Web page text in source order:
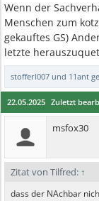
Wenn der
Menschen zum
gekauftes GS)
letzte
stofferl007 und 11ant
22.05.2025 Zuletzt
msfox30
Zitat von Tilfred: ↑
dass der NAchbar